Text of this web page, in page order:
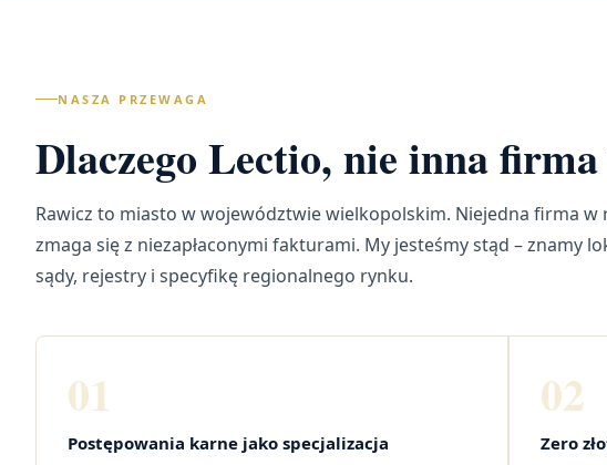
NASZA PRZEWAGA
Dlaczego Lectio, nie inna
Rawicz to miasto w województwie wielkopolskim. Niejedna firma w
zmaga się z niezapłaconymi fakturami. My jesteśmy stąd – znamy
sądy, rejestry i specyfikę regionalnego rynku.
01
Postępowania karne jako specjalizacja
02
Zero